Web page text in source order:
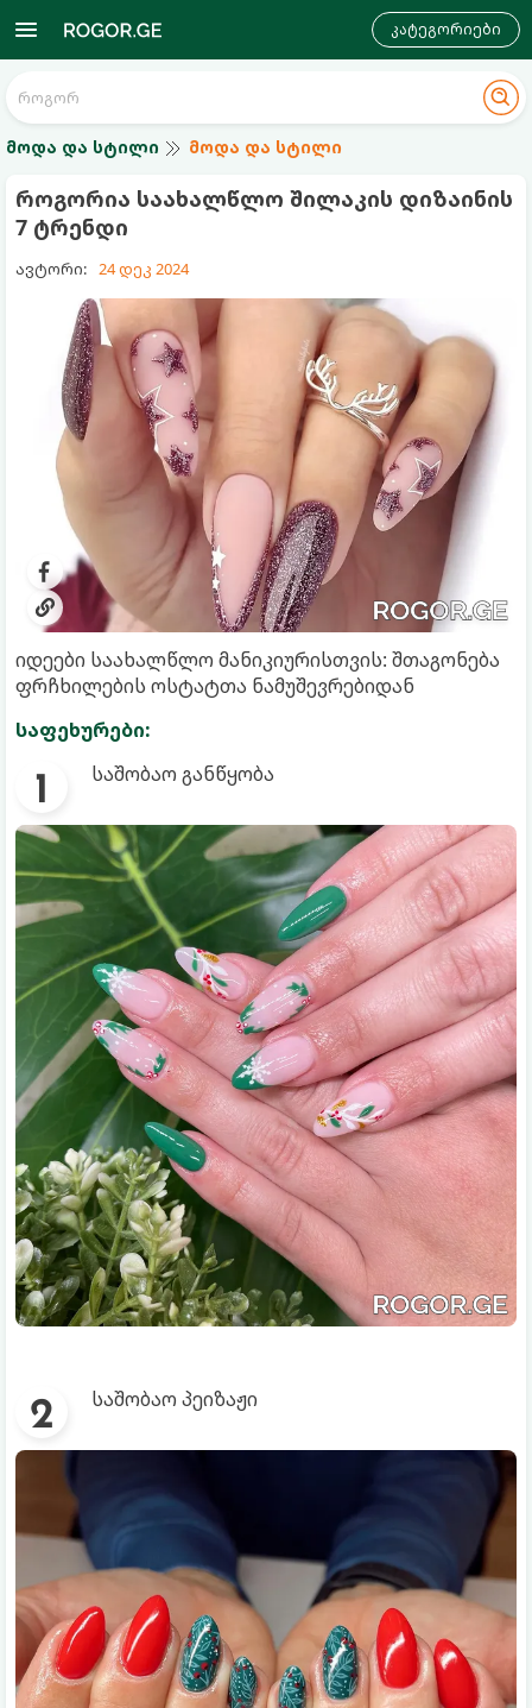
კატეგორიები
მოდა და სტილი მოდა და სტილი
როგორია საახალწლო შილაკის დიზაინის
7 ტრენდი
ავტორი: 24 დეკ 2024
იდეები საახალწლო მანიკიურისთვის: შთაგონება
ფრჩხილების ოსტატთა ნამუშევრებიდან
საფეხურები:
საშობაო განწყობა
საშობაო პეიზაჟი